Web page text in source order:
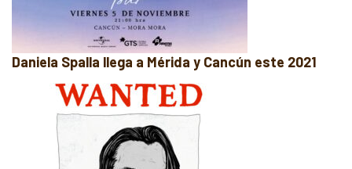
Daniela Spalla llega a Mérida y Cancún este 2021